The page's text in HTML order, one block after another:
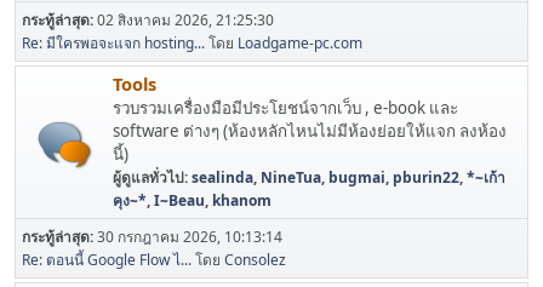
กระทู้ล่าสุด:02 สิงหาคม 2026, 21:25:30
Re: มีใครพอจะแจก hosting...โดย Loadgame-pc.com
Tools
รวบรวมเครื่องมือมีประโยชน์จากเว็บ , e-book และ
software ต่างๆ (ห้องหลักไหนไม่มีห้องย่อยให้แจก ลงห้อง
นี้)
ผู้ดูแลทั่วไป:sealinda, NineTua, bugmai, pburin22,*~เก้า
คุง~*,I~Beau, khanom
กระทู้ล่าสุด:30 กรกฎาคม 2026, 10:13:14
Re: ตอนนี้ Google Flow ไ...โดย Consolez